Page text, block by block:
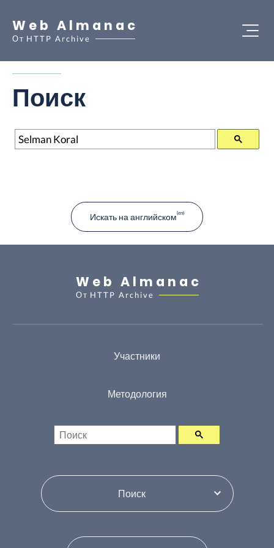
Web Almanac
От HTTP Archive
Поиск
Поиск
Искать на английском
Web Almanac
От HTTP Archive
Участники
Методология
Поиск
Переключатель по